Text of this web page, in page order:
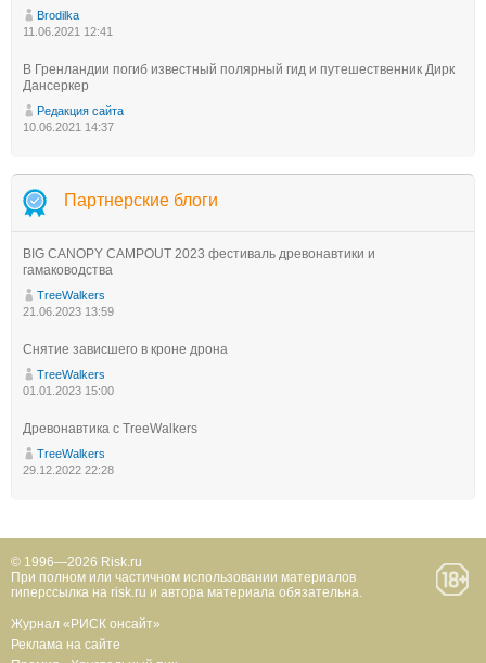
Brodilka
11.06.2021 12:41
В Гренландии погиб известный полярный гид и путешественник Дирк
Дансеркер
Редакция сайта
10.06.2021 14:37
Партнерские блоги
BIG CANOPY CAMPOUT 2023 фестиваль древонавтики и
гамаководства
TreeWalkers
21.06.2023 13:59
Снятие зависшего в кроне дрона
TreeWalkers
01.01.2023 15:00
Древонавтика с TreeWalkers
TreeWalkers
29.12.2022 22:28
© 1996—2026 Risk.ru
При полном или частичном использовании материалов
гиперссылка на risk.ru и автора материала обязательна.
Журнал «РИСК онсайт»
Реклама на сайте